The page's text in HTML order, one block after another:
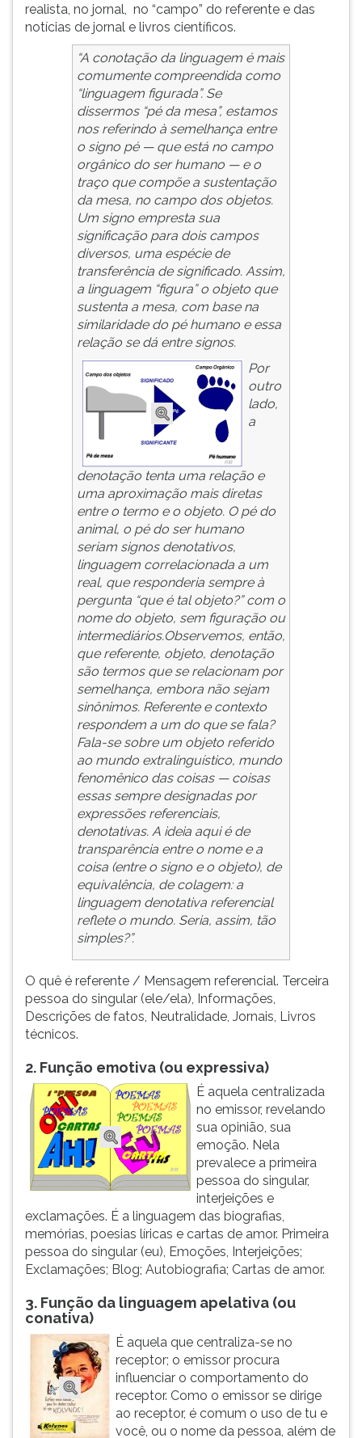
realista, no jornal, no “campo” do referente e das
notícias de jornal e livros científicos.
“A conotação da linguagem é mais
comumente compreendida como
“linguagem figurada”. Se
dissermos “pé da mesa”, estamos
nos referindo à semelhança entre
o signo pé — que está no campo
orgânico do ser humano — e o
traço que compõe a sustentação
da mesa, no campo dos objetos.
Um signo empresta sua
significação para dois campos
diversos, uma espécie de
transferência de significado. Assim,
a linguagem “figura” o objeto que
sustenta a mesa, com base na
similaridade do pé humano e essa
relação se dá entre signos.
Por
outro
lado,
a
denotação tenta uma relação e
uma aproximação mais diretas
entre o termo e o objeto. O pé do
animal, o pé do ser humano
seriam signos denotativos,
linguagem correlacionada a um
real, que responderia sempre à
pergunta “que é tal objeto?” com o
nome do objeto, sem figuração ou
intermediários.Observemos, então,
que referente, objeto, denotação
são termos que se relacionam por
semelhança, embora não sejam
sinônimos. Referente e contexto
respondem a um do que se fala?
Fala-se sobre um objeto referido
ao mundo extralinguístico, mundo
fenomênico das coisas — coisas
essas sempre designadas por
expressões referenciais,
denotativas. A ideia aqui é de
transparência entre o nome e a
coisa (entre o signo e o objeto), de
equivalência, de colagem: a
linguagem denotativa referencial
reflete o mundo. Seria, assim, tão
simples?”.
O quê é referente / Mensagem referencial. Terceira
pessoa do singular (ele/ela), Informações,
Descrições de fatos, Neutralidade, Jornais, Livros
técnicos.
2. Função emotiva (ou expressiva)
É aquela centralizada
no emissor, revelando
sua opinião, sua
emoção. Nela
prevalece a primeira
pessoa do singular,
interjeições e
exclamações. É a linguagem das biografias,
memórias, poesias líricas e cartas de amor. Primeira
pessoa do singular (eu), Emoções, Interjeições;
Exclamações; Blog; Autobiografia; Cartas de amor.
3. Função da linguagem apelativa (ou
conativa)
É aquela que centraliza-se no
receptor; o emissor procura
influenciar o comportamento do
receptor. Como o emissor se dirige
ao receptor, é comum o uso de tu e
você, ou o nome da pessoa, além de